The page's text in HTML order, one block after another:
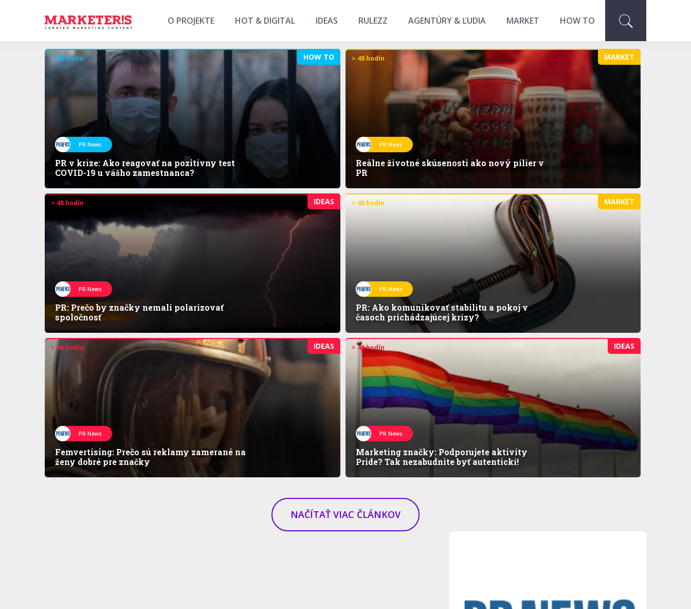
O PROJEKTE HOT & DIGITAL IDEAS RULEZZ AGENTÚRY & ĽUDIA MARKET HOW TO
HOW TO
> 48 hodín
PR News
PR v kríze: Ako reagovať na pozitívny test
COVID-19 u vášho zamestnanca?
MARKET
> 48 hodín
PR News
Reálne životné skúsenosti ako nový pilier v
PR
IDEAS
> 48 hodín
PR News
PR: Prečo by značky nemali polarizovať
spoločnosť
MARKET
> 48 hodín
PR News
PR: Ako komunikovať stabilitu a pokoj v
časoch prichádzajúcej krízy?
IDEAS
> 48 hodín
PR News
Femvertising: Prečo sú reklamy zamerané na
ženy dobré pre značky
IDEAS
> 48 hodín
PR News
Marketing značky: Podporujete aktivity
Pride? Tak nezabudnite byť autentickí!
NAČÍTAŤ VIAC ČLÁNKOV